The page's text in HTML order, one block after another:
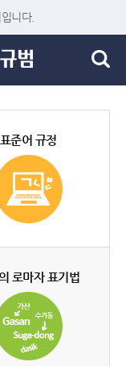
니다.
표준어 규정
로마자 표기법